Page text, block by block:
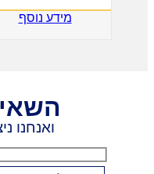
מידע נוסף
ואנחנו